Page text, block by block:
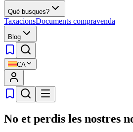
Què busques?
TaxacionsDocuments compravenda
Blog
CA
No et perdis les nostres